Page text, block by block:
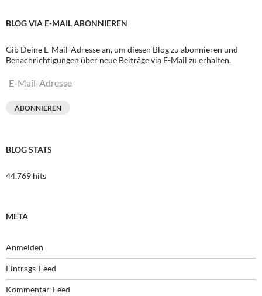
BLOG VIA E-MAIL ABONNIEREN
Gib Deine E-Mail-Adresse an, um diesen Blog zu abonnieren und
Benachrichtigungen über neue Beiträge via E-Mail zu erhalten.
E-
ABONNIEREN
BLOG STATS
44.769 hits
META
Anmelden
Eintrags-Feed
Kommentar-Feed